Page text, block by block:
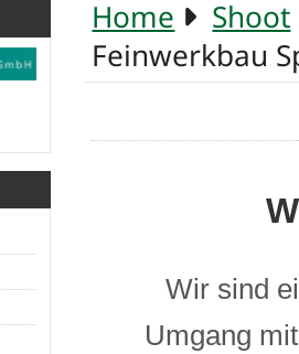
Home
Shoot
Feinwerkbau
Wir sind
Umgang